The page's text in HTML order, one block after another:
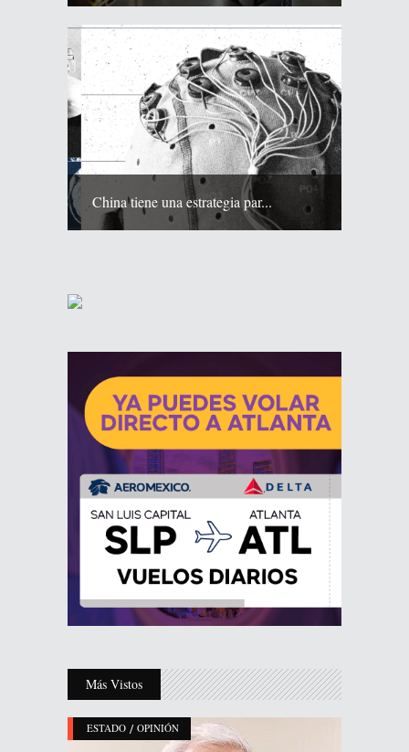
China tiene una estrategia par...
Más Vistos
ESTADO / OPINIÓN